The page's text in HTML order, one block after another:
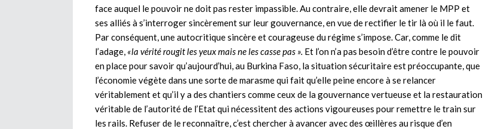
face auquel le pouvoir ne doit pas rester impassible. Au contraire, elle devrait amener le MPP et
ses alliés à s’interroger sincèrement sur leur gouvernance, en vue de rectifier le tir là où il le faut.
Par conséquent, une autocritique sincère et courageuse du régime s’impose. Car, comme le dit
l’adage, «la vérité rougit les yeux mais ne les casse pas ». Et l’on n’a pas besoin d’être contre le pouvoir
en place pour savoir qu’aujourd’hui, au Burkina Faso, la situation sécuritaire est préoccupante, que
l’économie végète dans une sorte de marasme qui fait qu’elle peine encore à se relancer
véritablement et qu’il y a des chantiers comme ceux de la gouvernance vertueuse et la restauration
véritable de l’autorité de l’Etat qui nécessitent des actions vigoureuses pour remettre le train sur
les rails. Refuser de le reconnaître, c’est chercher à avancer avec des œillères au risque d’en